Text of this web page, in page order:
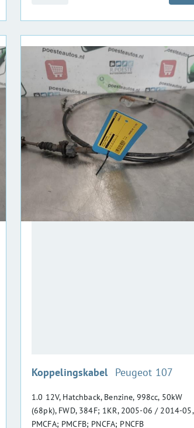
Koppelingskabel :Peugeot 107
1.0 12V, Hatchback, Benzine, 998cc, 50kW
(68pk), FWD, 384F; 1KR, 2005-06 / 2014-05,
PMCFA; PMCFB; PNCFA; PNCFB